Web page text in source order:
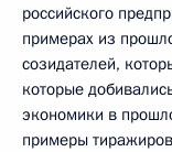
российского
примерах из
созидателей,
которые
экономики в
примеры